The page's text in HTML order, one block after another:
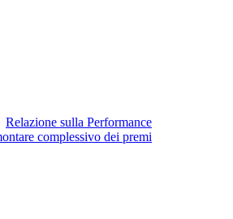
Relazione sulla Performance
complessivo dei premi